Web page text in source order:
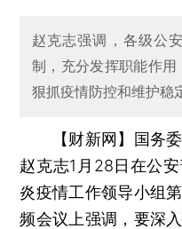
赵克志强调，各级公
制，充分发挥职能作用
狠抓疫情防控和维护稳
【财新网】
国务
赵克志1月28日在公
炎疫情工作领导小组
频会议上强调，要深